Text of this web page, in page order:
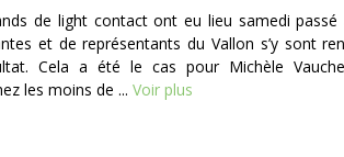
de light contact ont eu lieu samedi passé
et de représentants du Vallon s’y sont
Cela a été le cas pour Michèle
les moins de ... Voir plus